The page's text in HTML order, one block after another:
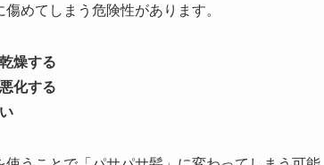
めてしまう危険性があります。
燥する
化する